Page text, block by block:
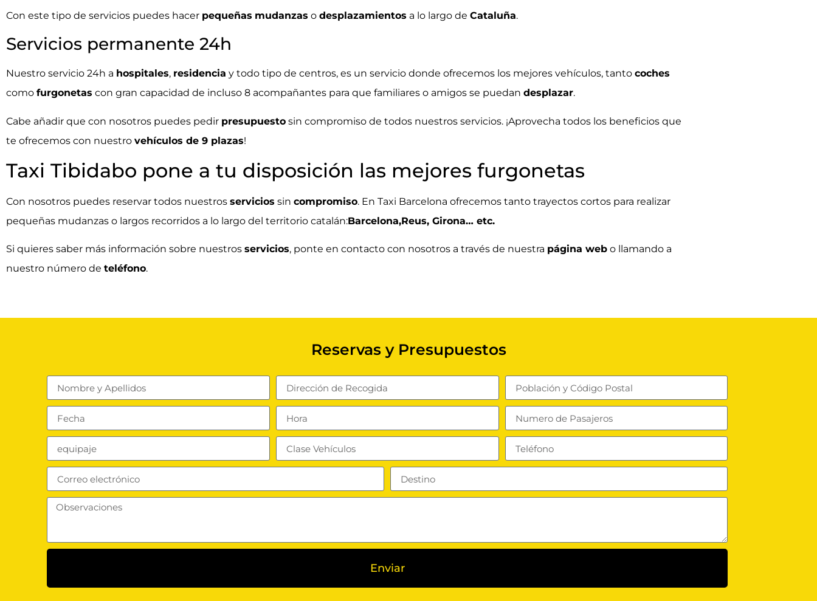
Con este tipo de servicios puedes hacer pequeñas mudanzas o desplazamientos a lo largo de Cataluña.
Servicios permanente 24h
Nuestro servicio 24h a hospitales, residencia y todo tipo de centros, es un servicio donde ofrecemos los mejores vehículos, tanto coches
como furgonetas con gran capacidad de incluso 8 acompañantes para que familiares o amigos se puedan desplazar.
Cabe añadir que con nosotros puedes pedir presupuesto sin compromiso de todos nuestros servicios. ¡Aprovecha todos los beneficios que
te ofrecemos con nuestro vehículos de 9 plazas!
Taxi Tibidabo pone a tu disposición las mejores furgonetas
Con nosotros puedes reservar todos nuestros servicios sin compromiso. En Taxi Barcelona ofrecemos tanto trayectos cortos para realizar
pequeñas mudanzas o largos recorridos a lo largo del territorio catalán:Barcelona,Reus, Girona… etc.
Si quieres saber más información sobre nuestros servicios, ponte en contacto con nosotros a través de nuestra página web o llamando a
nuestro número de teléfono.
Reservas y Presupuestos
Enviar